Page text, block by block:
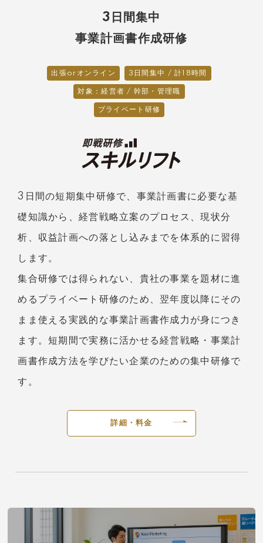
3日間集中
事業計画書作成研修
出張orオンライン 3日間集中 / 計18時間
対象：経営者 / 幹部・管理職
プライベート研修
3日間の短期集中研修で、事業計画書に必要な基
礎知識から、経営戦略立案のプロセス、現状分
析、収益計画への落とし込みまでを体系的に習得
します。
集合研修では得られない、貴社の事業を題材に進
めるプライベート研修のため、翌年度以降にその
まま使える実践的な事業計画書作成力が身につき
ます。短期間で実務に活かせる経営戦略・事業計
画書作成方法を学びたい企業のための集中研修で
す。
詳細・料金